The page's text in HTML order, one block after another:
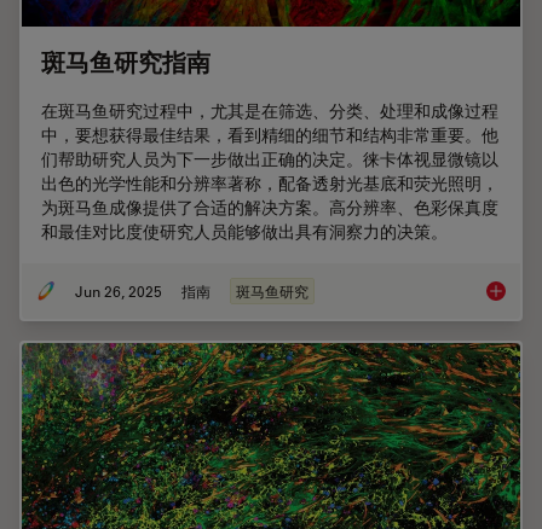
斑马鱼研究指南
在斑马鱼研究过程中，尤其是在筛选、分类、处理和成像过程
中，要想获得最佳结果，看到精细的细节和结构非常重要。他
们帮助研究人员为下一步做出正确的决定。徕卡体视显微镜以
出色的光学性能和分辨率著称，配备透射光基底和荧光照明，
为斑马鱼成像提供了合适的解决方案。高分辨率、色彩保真度
和最佳对比度使研究人员能够做出具有洞察力的决策。
Jun 26, 2025 指南 斑马鱼研究 斑马鱼